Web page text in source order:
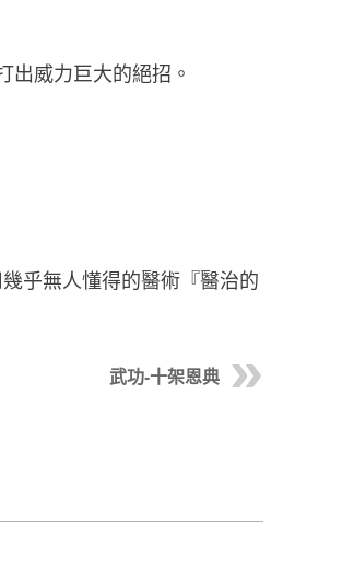
威力巨大的絕招。
乎無人懂得的醫術『醫治的
武功-十架恩典